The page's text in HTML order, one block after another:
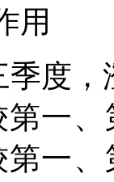
用
季度，
第一
第一